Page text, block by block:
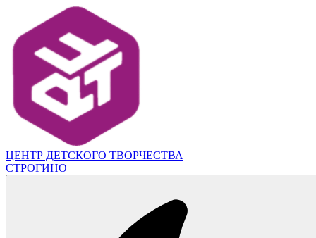
ЦЕНТР ДЕТСКОГО ТВОРЧЕСТВА
СТРОГИНО